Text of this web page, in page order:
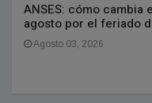
ANSES: cómo cambia
agosto por el feriado
Agosto 03, 2026